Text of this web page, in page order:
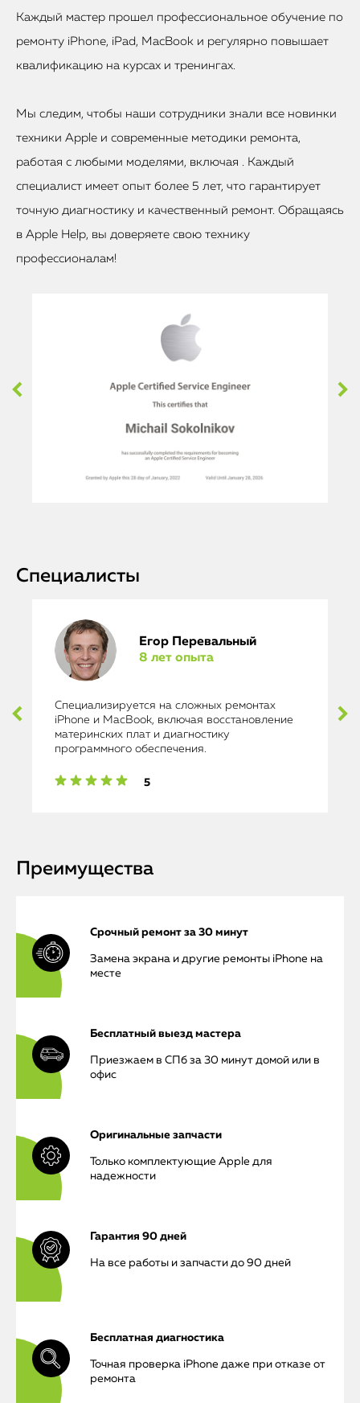
Каждый мастер прошел профессиональное обучение по
ремонту iPhone, iPad, MacBook и регулярно повышает
квалификацию на курсах и тренингах.
Мы следим, чтобы наши сотрудники знали все новинки
техники Apple и современные методики ремонта,
работая с любыми моделями, включая . Каждый
специалист имеет опыт более 5 лет, что гарантирует
точную диагностику и качественный ремонт. Обращаясь
в Apple Help, вы доверяете свою технику
профессионалам!
Специалисты
Егор Перевальный
8 лет опыта
Специализируется на сложных ремонтах
iPhone и MacBook, включая восстановление
материнских плат и диагностику
программного обеспечения.
5
Преимущества
Срочный ремонт за 30 минут
Замена экрана и другие ремонты iPhone на
месте
Бесплатный выезд мастера
Приезжаем в СПб за 30 минут домой или в
офис
Оригинальные запчасти
Только комплектующие Apple для
надежности
Гарантия 90 дней
На все работы и запчасти до 90 дней
Бесплатная диагностика
Точная проверка iPhone даже при отказе от
ремонта